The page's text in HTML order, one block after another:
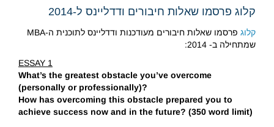
קלוג פרסמו שאלות חיבורים ודדליינס ל-2014
קלוג
פרסמו שאלות חיבורים מעודכנות ודדליינס לתוכנית ה-MBA
שמתחילה ב- 2014:
ESSAY 1
What’s the greatest obstacle you’ve overcome
(personally or professionally)?
How has overcoming this obstacle prepared you to
achieve success now and in the future? (350 word limit)